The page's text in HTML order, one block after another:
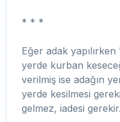
* * *
Eğer adak
yerde kurban
verilmiş ise adağın
yerde kesilmesi
gelmez, iadesi gerekir.